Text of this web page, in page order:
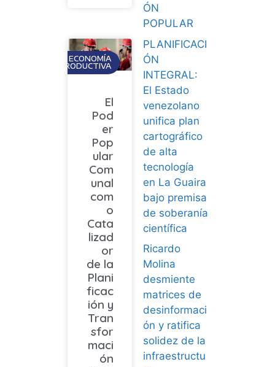
ÓN
POPULAR
PLANIFICACI
ÓN
INTEGRAL:
El Estado
venezolano
unifica plan
cartográfico
de alta
tecnología
en La Guaira
bajo premisa
de soberanía
científica
Ricardo
Molina
desmiente
matrices de
desinformaci
ón y ratifica
solidez de la
infraestructu
ECONOMÍA
PRODUCTIVA
El
Pod
er
Pop
ular
Com
unal
com
o
Cata
lizad
or
de la
Plani
ficac
ión y
Tran
sfor
maci
ón